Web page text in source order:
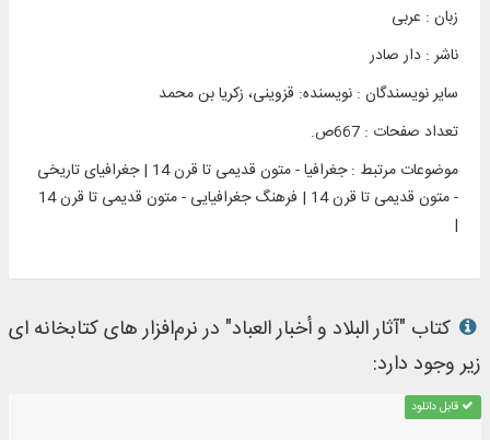
زبان : عربی
ناشر : دار صادر
سایر نویسندگان : نویسنده: قزوینی، زکریا بن محمد
تعداد صفحات : 667ص.
موضوعات مرتبط :
جغرافیا - متون قدیمی تا قرن 14 | جغرافیای تاریخی
- متون قدیمی تا قرن 14 | فرهنگ جغرافیایی - متون قدیمی تا قرن 14
|
کتاب "آثار البلاد و أخبار العباد" در نرم‌افزار های کتابخانه ای
زیر وجود دارد:
قابل دانلود